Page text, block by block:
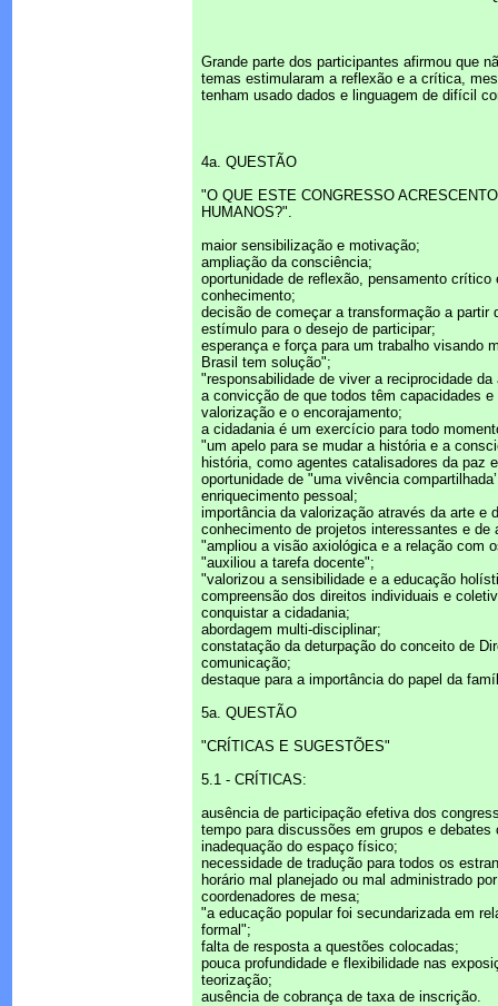
Grande parte dos participantes afirmou que
temas estimularam a reflexão e a crítica,
tenham usado dados e linguagem de difícil
4a. QUESTÃO
"O QUE ESTE CONGRESSO
HUMANOS?".
maior sensibilização e motivação;
ampliação da consciência;
oportunidade de reflexão, pensamento crítico
conhecimento;
decisão de começar a transformação a partir
estímulo para o desejo de participar;
esperança e força para um trabalho visando
Brasil tem solução";
"responsabilidade de viver a reciprocidade
a convicção de que todos têm capacidades
valorização e o encorajamento;
a cidadania é um exercício para todo
"um apelo para se mudar a história e a
história, como agentes catalisadores da paz
oportunidade de "uma vivência
enriquecimento pessoal;
importância da valorização através da arte e
conhecimento de projetos interessantes e de
"ampliou a visão axiológica e a relação com
"auxiliou a tarefa docente";
"valorizou a sensibilidade e a educação
compreensão dos direitos individuais e
conquistar a cidadania;
abordagem multi-disciplinar;
constatação da deturpação do conceito de
comunicação;
destaque para a importância do papel da
5a. QUESTÃO
"CRÍTICAS E SUGESTÕES"
5.1 - CRÍTICAS:
ausência de participação efetiva dos
tempo para discussões em grupos e
inadequação do espaço físico;
necessidade de tradução para todos os
horário mal planejado ou mal administrado
coordenadores de mesa;
"a educação popular foi secundarizada em
formal";
falta de resposta a questões colocadas;
pouca profundidade e flexibilidade nas
teorização;
ausência de cobrança de taxa de inscrição.